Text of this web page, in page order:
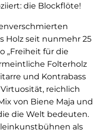
die Blockflöte!
Holz seit nunmehr 25
„Freiheit für die
Folterholz
und Kontrabass
reichlich
von Biene Maja und
die Welt bedeuten.
als